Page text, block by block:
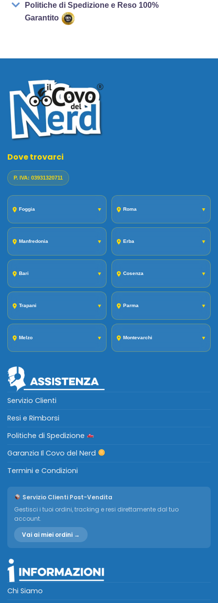
Politiche di Spedizione e Reso 100%
Garantito
Dove trovarci
P. IVA: 03931320711
Foggia ▼ Roma ▼
Manfredonia ▼ Erba ▼
Bari ▼ Cosenza ▼
Trapani ▼ Parma ▼
Melzo ▼ Montevarchi ▼
Servizio Clienti
Resi e Rimborsi
Politiche di Spedizione
Garanzia Il Covo del Nerd
Termini e Condizioni
Servizio Clienti Post-Vendita
Gestisci i tuoi ordini, tracking e resi direttamente dal tuo
account.
Vai ai miei ordini →
Chi Siamo